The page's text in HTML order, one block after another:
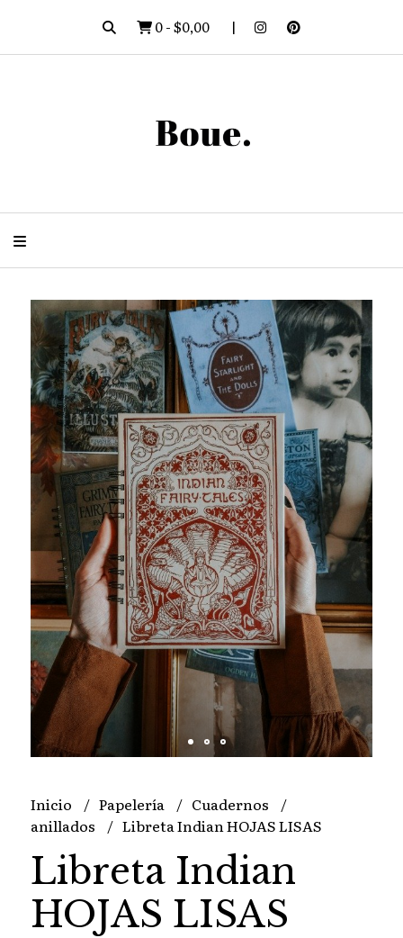
0-$0,00
Inicio Papelería
Cuadernos
anillados
Libreta Indian HOJAS LISAS
Libreta Indian
HOJAS LISAS